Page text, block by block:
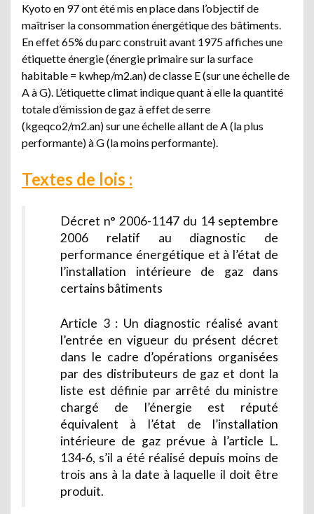
Kyoto en 97 ont été mis en place dans l’objectif de
maîtriser la consommation énergétique des bâtiments.
En effet 65% du parc construit avant 1975 affiches une
étiquette énergie (énergie primaire sur la surface
habitable = kwhep/m2.an) de classe E (sur une échelle de
A à G). L’étiquette climat indique quant à elle la quantité
totale d’émission de gaz à effet de serre
(kgeqco2/m2.an) sur une échelle allant de A (la plus
performante) à G (la moins performante).
Textes de lois :
Décret n° 2006-1147 du 14 septembre
2006 relatif au diagnostic de
performance énergétique et à l’état de
l’installation intérieure de gaz dans
certains bâtiments
Article 3 : Un diagnostic réalisé avant
l’entrée en vigueur du présent décret
dans le cadre d’opérations organisées
par des distributeurs de gaz et dont la
liste est définie par arrêté du ministre
chargé de l’énergie est réputé
équivalent à l’état de l’installation
intérieure de gaz prévue à l’article L.
134-6, s’il a été réalisé depuis moins de
trois ans à la date à laquelle il doit être
produit.